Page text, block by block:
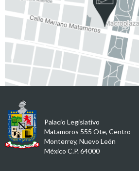
Palacio Legislativo
Matamoros 555 Ote, Centro
Monterrey, Nuevo León
México C.P. 64000